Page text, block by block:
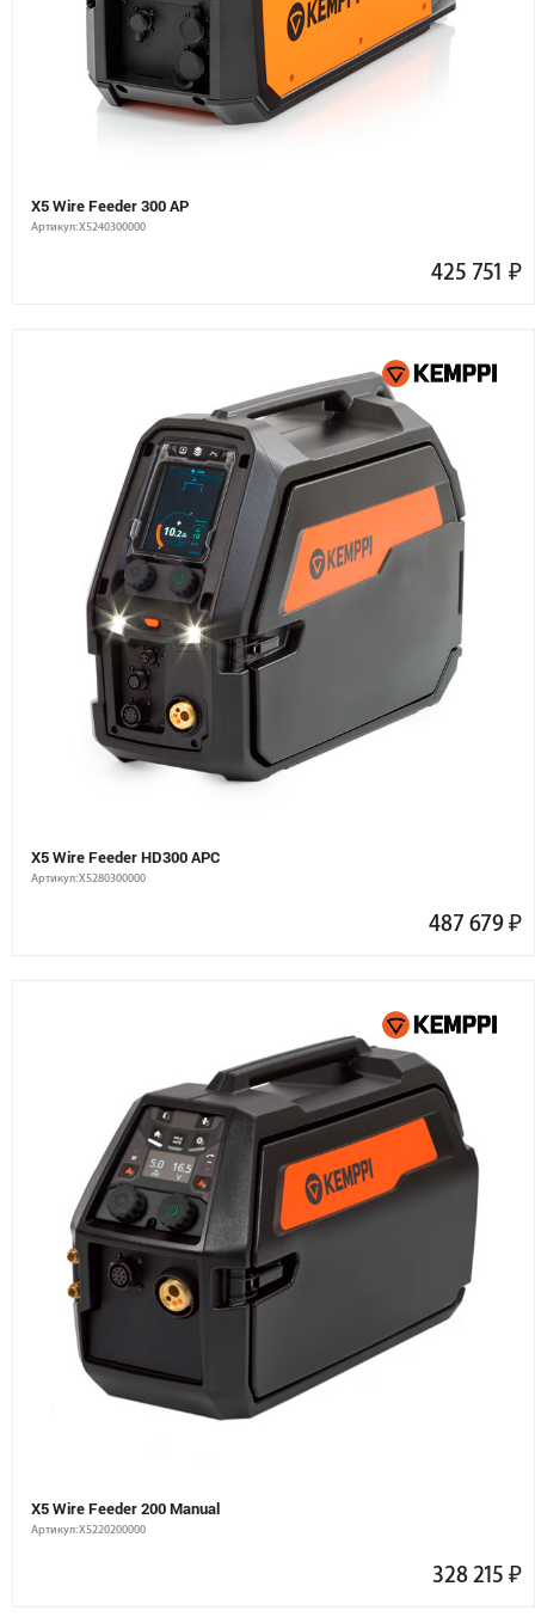
X5 Wire Feeder 300 AP
Артикул: X5240300000
425 751 ₽
X5 Wire Feeder HD300 APC
Артикул: X5280300000
487 679₽
X5 Wire Feeder 200 Manual
Артикул: X5220200000
328 215 ₽